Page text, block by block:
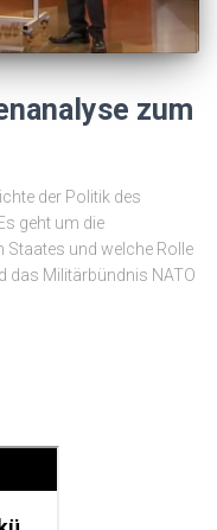
zum
der Politik des
geht um die
und welche Rolle
das Militärbündnis NATO